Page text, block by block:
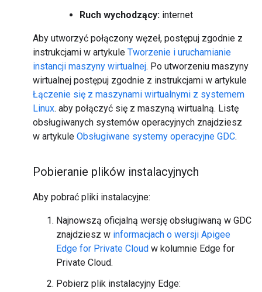
Ruch wychodzący: internet
Aby utworzyć połączony węzeł, postępuj zgodnie z
instrukcjami w artykule Tworzenie i uruchamianie
instancji maszyny wirtualnej. Po utworzeniu maszyny
wirtualnej postępuj zgodnie z instrukcjami w artykule
Łączenie się z maszynami wirtualnymi z systemem
Linux. aby połączyć się z maszyną wirtualną. Listę
obsługiwanych systemów operacyjnych znajdziesz
w artykule Obsługiwane systemy operacyjne GDC.
Pobieranie plików instalacyjnych
Aby pobrać pliki instalacyjne:
Najnowszą oficjalną wersję obsługiwaną w GDC
znajdziesz w informacjach o wersji Apigee
Edge for Private Cloud w kolumnie Edge for
Private Cloud.
Pobierz plik instalacyjny Edge: